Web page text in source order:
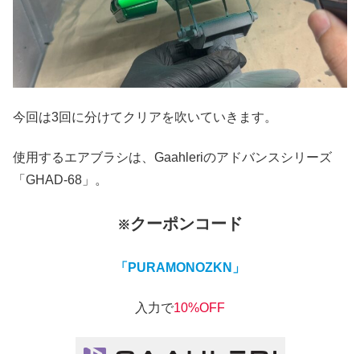
今回は3回に分けてクリアを吹いていきます。
使用するエアブラシは、Gaahleriのアドバンスシリーズ
「GHAD-68」。
※クーポンコード
「PURAMONOZKN」
入力で10%OFF